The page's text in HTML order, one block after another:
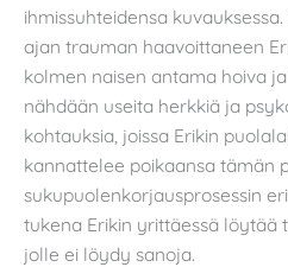
ihmissuhteidensa
ajan trauman haavoittaneen
kolmen naisen antama hoiva
nähdään useita herkkiä ja
kohtauksia, joissa Erikin
kannattelee poikaansa tämän
sukupuolenkorjausprosessin
tukena Erikin yrittäessä löytää
jolle ei löydy sanoja.